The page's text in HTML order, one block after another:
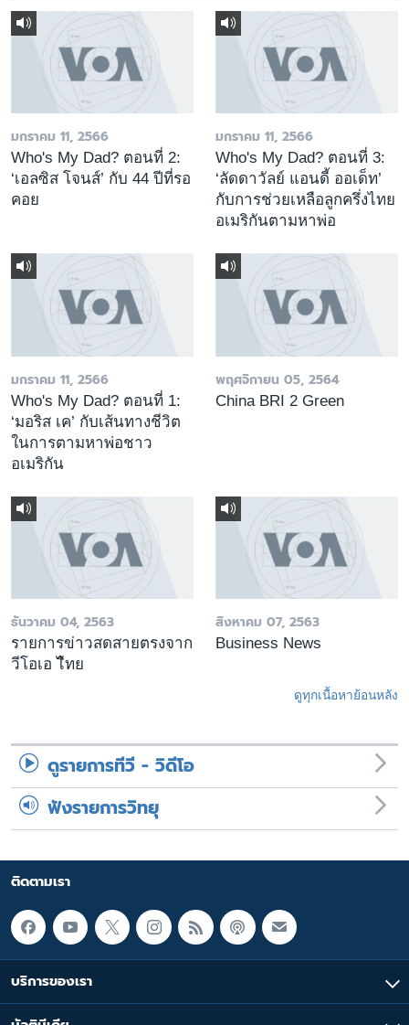
มกราคม 11, 2566
Who's My Dad? ตอนที่ 2:
‘เอลซิส โจนส์’ กับ 44 ปีที่รอ
คอย
มกราคม 11, 2566
Who's My Dad? ตอนที่ 3:
‘ลัดดาวัลย์ แอนดี้ ออเด็ท’
กับการช่วยเหลือลูกครึ่งไทย
อเมริกันตามหาพ่อ
มกราคม 11, 2566
Who's My Dad? ตอนที่ 1:
‘มอริส เค’ กับเส้นทางชีวิต
ในการตามหาพ่อชาว
อเมริกัน
พฤศจิกายน 05, 2564
China BRI 2 Green
ธันวาคม 04, 2563
รายการข่าวสดสายตรงจาก
วีโอเอ ไืทย
สิงหาคม 07, 2563
Business News
ดูทุกเนื้อหาย้อนหลัง
ดูรายการทีวี - วิดีโอ
ฟังรายการวิทยุ
ติดตามเรา
บริการของเรา